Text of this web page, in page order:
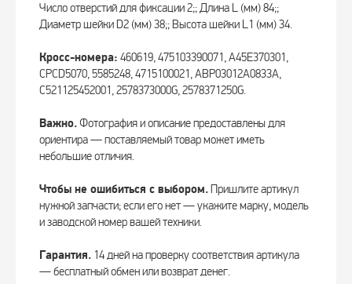
Число отверстий для фиксации 2;; Длина L (мм) 84;;
Диаметр шейки D2 (мм) 38;; Высота шейки L1 (мм) 34.
Кросс-номера: 460619, 475103390071, A45E370301,
CPCD5070, 5585248, 4715100021, ABP03012A0833A,
C521125452001, 2578373000G, 2578371250G.
Важно.Фотография и описание предоставлены для
ориентира — поставляемый товар может иметь
небольшие отличия.
Чтобы не ошибиться с выбором.Пришлите артикул
нужной запчасти; если его нет — укажите марку, модель
и заводской номер вашей техники.
Гарантия. 14 дней на проверку соответствия артикула
— бесплатный обмен или возврат денег.